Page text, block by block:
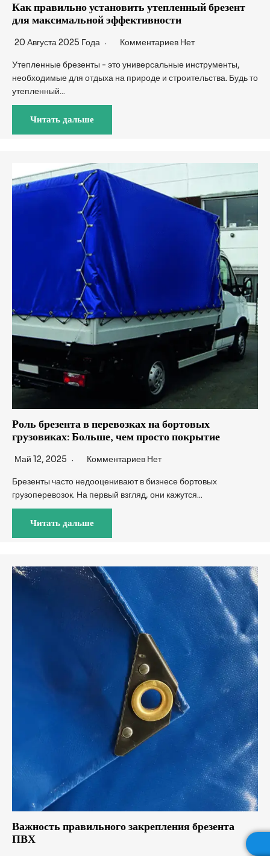
Как правильно установить утепленный брезент
для максимальной эффективности
20 Августа 2025 Года Комментариев Нет
Утепленные брезенты - это универсальные инструменты,
необходимые для отдыха на природе и строительства. Будь то
утепленный...
Читать дальше
Роль брезента в перевозках на бортовых
грузовиках: Больше, чем просто покрытие
Май 12, 2025 Комментариев Нет
Брезенты часто недооценивают в бизнесе бортовых
грузоперевозок. На первый взгляд, они кажутся...
Читать дальше
Важность правильного закрепления брезента
ПВХ